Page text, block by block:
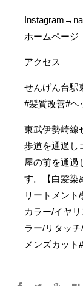
ホームページ
アクセス
せんげん台駅
#髪質改善#ヘ
東武伊勢崎線
歩道を通過し
屋の前を通過
す。【白髪染
リートメント
カラー/イヤ
ラー/リタッ
メンズカット